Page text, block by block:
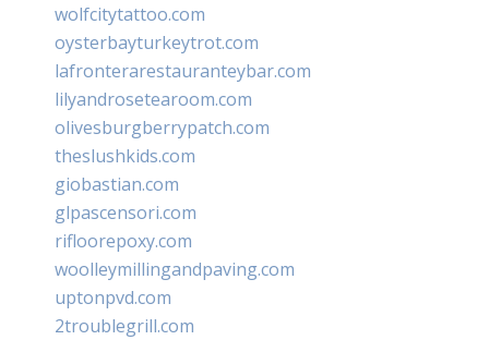
wolfcitytattoo.com
oysterbayturkeytrot.com
lafronterarestauranteybar.com
lilyandrosetearoom.com
olivesburgberrypatch.com
theslushkids.com
giobastian.com
glpascensori.com
rifloorepoxy.com
woolleymillingandpaving.com
uptonpvd.com
2troublegrill.com